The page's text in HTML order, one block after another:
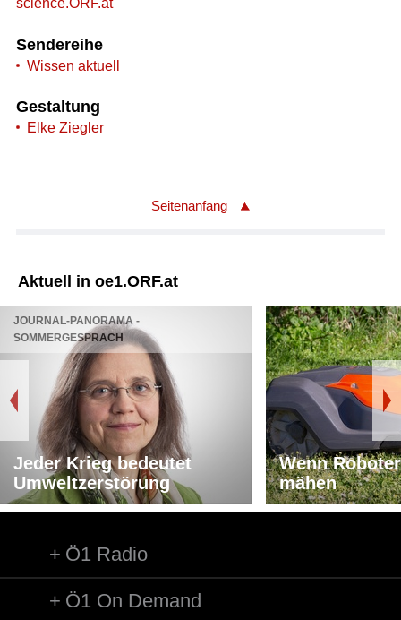
science.ORF.at
Sendereihe
Wissen aktuell
Gestaltung
Elke Ziegler
Seitenanfang
Aktuell in oe1.ORF.at
JOURNAL-PANORAMA -
SOMMERGESPRÄCH
Jeder Krieg bedeutet
Umweltzerstörung
Wenn
mähen
Ö1 Radio
Ö1 On Demand